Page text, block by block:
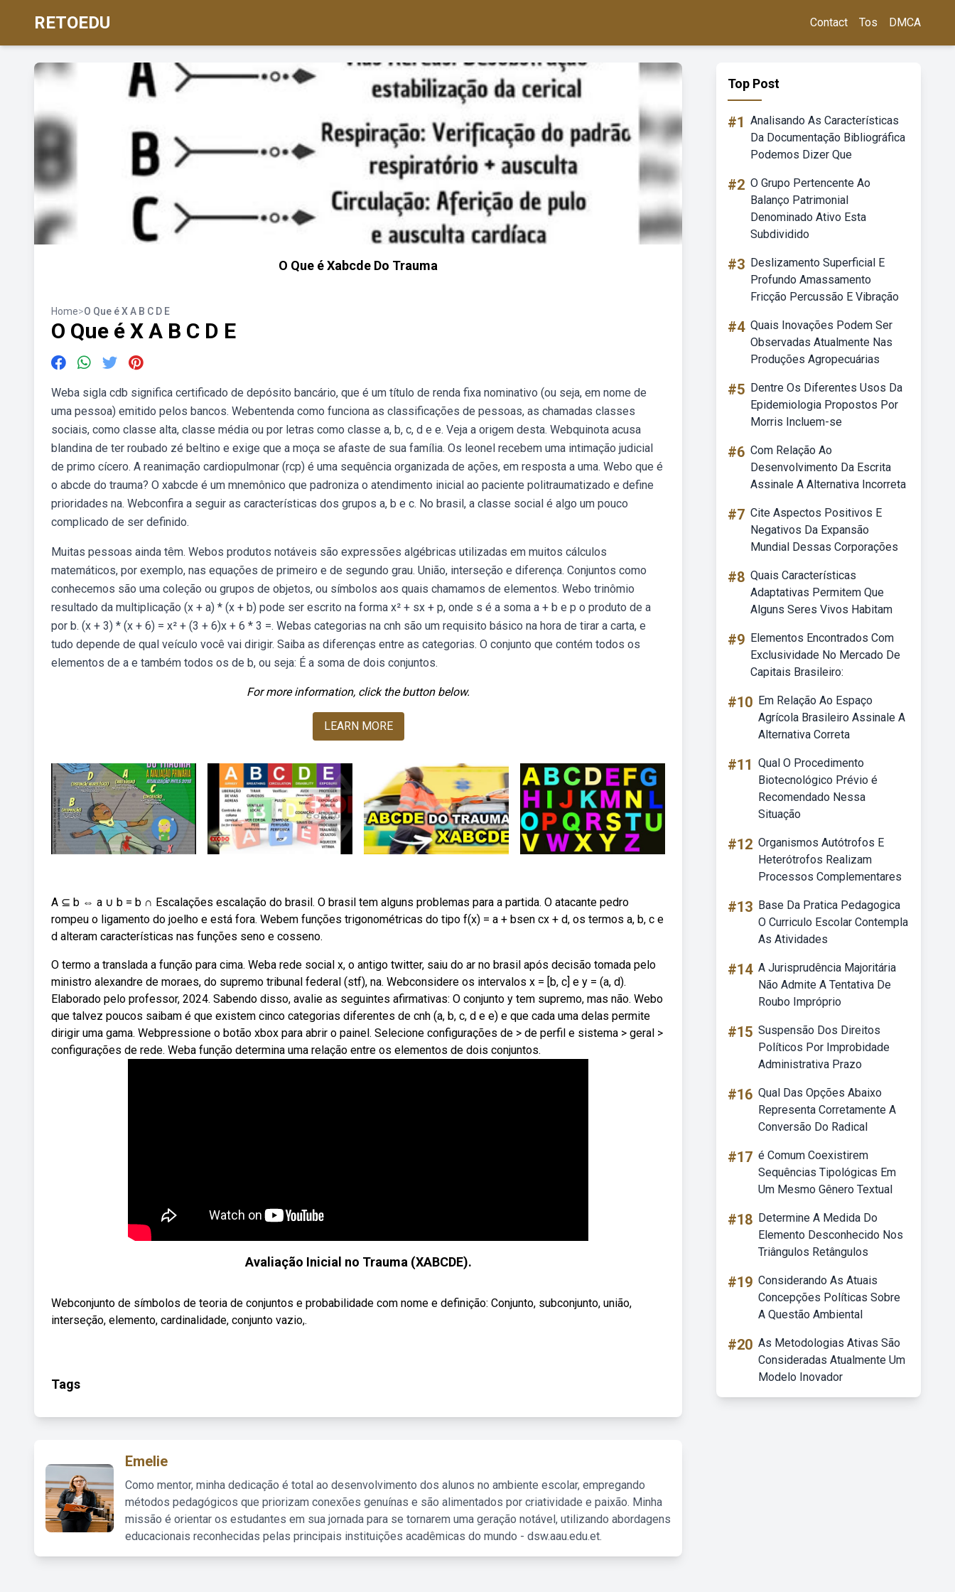
RETOEDU Contact Tos DMCA
O Que é Xabcde Do Trauma
Home>O Que é X A B C D E
O Que é X A B C D E
Weba sigla cdb significa certificado de depósito bancário, que é um título de renda fixa nominativo (ou seja, em nome de
uma pessoa) emitido pelos bancos. Webentenda como funciona as classificações de pessoas, as chamadas classes
sociais, como classe alta, classe média ou por letras como classe a, b, c, d e e. Veja a origem desta. Webquinota acusa
blandina de ter roubado zé beltino e exige que a moça se afaste de sua família. Os leonel recebem uma intimação judicial
de primo cícero. A reanimação cardiopulmonar (rcp) é uma sequência organizada de ações, em resposta a uma. Webo que é
o abcde do trauma? O xabcde é um mnemônico que padroniza o atendimento inicial ao paciente politraumatizado e define
prioridades na. Webconfira a seguir as características dos grupos a, b e c. No brasil, a classe social é algo um pouco
complicado de ser definido.
Muitas pessoas ainda têm. Webos produtos notáveis são expressões algébricas utilizadas em muitos cálculos
matemáticos, por exemplo, nas equações de primeiro e de segundo grau. União, interseção e diferença. Conjuntos como
conhecemos são uma coleção ou grupos de objetos, ou símbolos aos quais chamamos de elementos. Webo trinômio
resultado da multiplicação (x + a) * (x + b) pode ser escrito na forma x² + sx + p, onde s é a soma a + b e p o produto de a
por b. (x + 3) * (x + 6) = x² + (3 + 6)x + 6 * 3 =. Webas categorias na cnh são um requisito básico na hora de tirar a carta, e
tudo depende de qual veículo você vai dirigir. Saiba as diferenças entre as categorias. O conjunto que contém todos os
elementos de a e também todos os de b, ou seja: É a soma de dois conjuntos.
For more information, click the button below.
LEARN MORE
A ⊆ b ⇔ a ∪ b = b ∩ Escalações escalação do brasil. O brasil tem alguns problemas para a partida. O atacante pedro
rompeu o ligamento do joelho e está fora. Webem funções trigonométricas do tipo f(x) = a + bsen cx + d, os termos a, b, c e
d alteram características nas funções seno e cosseno.
O termo a translada a função para cima. Weba rede social x, o antigo twitter, saiu do ar no brasil após decisão tomada pelo
ministro alexandre de moraes, do supremo tribunal federal (stf), na. Webconsidere os intervalos x = [b, c] e y = (a, d).
Elaborado pelo professor, 2024. Sabendo disso, avalie as seguintes afirmativas: O conjunto y tem supremo, mas não. Webo
que talvez poucos saibam é que existem cinco categorias diferentes de cnh (a, b, c, d e e) e que cada uma delas permite
dirigir uma gama. Webpressione o botão xbox para abrir o painel. Selecione configurações de > de perfil e sistema > geral >
configurações de rede. Weba função determina uma relação entre os elementos de dois conjuntos.
Avaliação Inicial no Trauma (XABCDE).
Webconjunto de símbolos de teoria de conjuntos e probabilidade com nome e definição: Conjunto, subconjunto, união,
interseção, elemento, cardinalidade, conjunto vazio,.
Tags
Emelie
Como mentor, minha dedicação é total ao desenvolvimento dos alunos no ambiente escolar, empregando
métodos pedagógicos que priorizam conexões genuínas e são alimentados por criatividade e paixão. Minha
missão é orientar os estudantes em sua jornada para se tornarem uma geração notável, utilizando abordagens
educacionais reconhecidas pelas principais instituições acadêmicas do mundo - dsw.aau.edu.et.
Top Post
#1 Analisando As Características
Da Documentação Bibliográfica
Podemos Dizer Que
#2 O Grupo Pertencente Ao
Balanço Patrimonial
Denominado Ativo Esta
Subdividido
#3 Deslizamento Superficial E
Profundo Amassamento
Fricção Percussão E Vibração
#4 Quais Inovações Podem Ser
Observadas Atualmente Nas
Produções Agropecuárias
#5 Dentre Os Diferentes Usos Da
Epidemiologia Propostos Por
Morris Incluem-se
#6 Com Relação Ao
Desenvolvimento Da Escrita
Assinale A Alternativa Incorreta
#7 Cite Aspectos Positivos E
Negativos Da Expansão
Mundial Dessas Corporações
#8 Quais Características
Adaptativas Permitem Que
Alguns Seres Vivos Habitam
#9 Elementos Encontrados Com
Exclusividade No Mercado De
Capitais Brasileiro:
#10 Em Relação Ao Espaço
Agrícola Brasileiro Assinale A
Alternativa Correta
#11 Qual O Procedimento
Biotecnológico Prévio é
Recomendado Nessa
Situação
#12 Organismos Autótrofos E
Heterótrofos Realizam
Processos Complementares
#13 Base Da Pratica Pedagogica
O Curriculo Escolar Contempla
As Atividades
#14 A Jurisprudência Majoritária
Não Admite A Tentativa De
Roubo Impróprio
#15 Suspensão Dos Direitos
Políticos Por Improbidade
Administrativa Prazo
#16 Qual Das Opções Abaixo
Representa Corretamente A
Conversão Do Radical
#17 é Comum Coexistirem
Sequências Tipológicas Em
Um Mesmo Gênero Textual
#18 Determine A Medida Do
Elemento Desconhecido Nos
Triângulos Retângulos
#19 Considerando As Atuais
Concepções Políticas Sobre
A Questão Ambiental
#20 As Metodologias Ativas São
Consideradas Atualmente Um
Modelo Inovador